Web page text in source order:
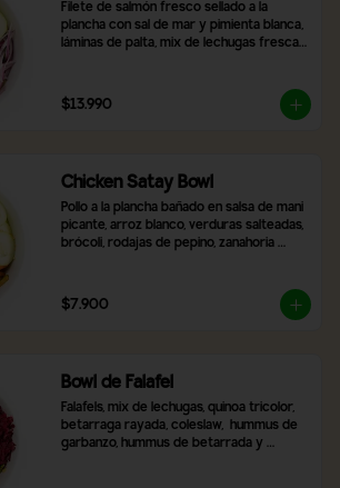
Filete de salmón fresco sellado a la
plancha con sal de mar y pimienta blanca,
láminas de palta, mix de lechugas frescas,
tostado.
$13.990
Chicken Satay Bowl
Pollo a la plancha bañado en salsa de mani
picante, arroz blanco, verduras salteadas,
brócoli, rodajas de pepino, zanahoria
$7.900
Bowl de Falafel
Falafels, mix de lechugas, quinoa tricolor,
betarraga rayada, coleslaw,  hummus de
garbanzo, hummus de betarrada y